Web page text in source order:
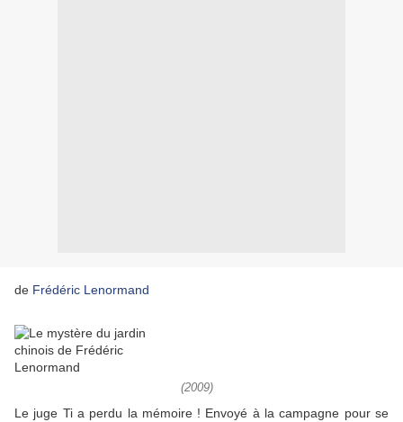
de Frédéric Lenormand
(2009)
Le juge Ti a perdu la mémoire ! Envoyé à la campagne pour se